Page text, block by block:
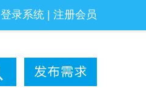
登录系统 注册会员